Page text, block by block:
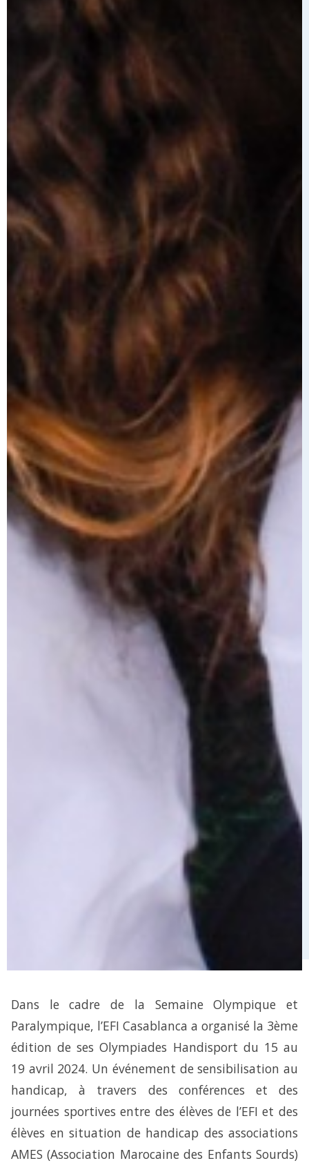
Dans le cadre de la Semaine Olympique et
Paralympique, l’EFI Casablanca a organisé la 3ème
édition de ses Olympiades Handisport du 15 au
19 avril 2024. Un événement de sensibilisation au
handicap, à travers des conférences et des
journées sportives entre des élèves de l’EFI et des
élèves en situation de handicap des associations
AMES (Association Marocaine des Enfants Sourds)